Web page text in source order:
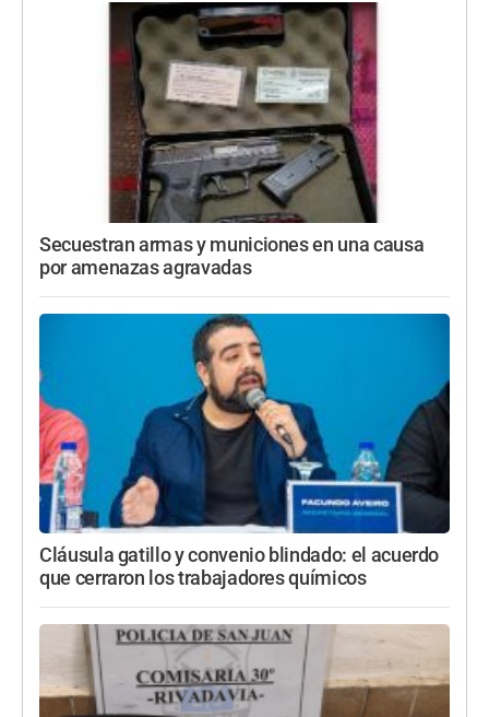
Secuestran armas y municiones en una causa
por amenazas agravadas
Cláusula gatillo y convenio blindado: el acuerdo
que cerraron los trabajadores químicos